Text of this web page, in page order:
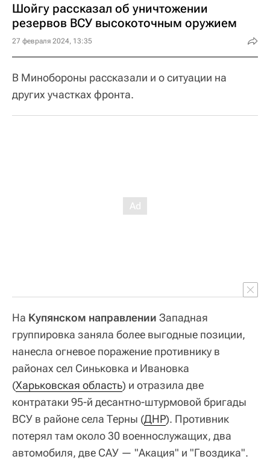
Шойгу рассказал об уничтожении
резервов ВСУ высокоточным оружием
27 февраля 2024, 13:35
В Минобороны рассказали и о ситуации на
других участках фронта.
На Купянском направлении Западная
группировка заняла более выгодные позиции,
нанесла огневое поражение противнику в
районах сел Синьковка и Ивановка
(Харьковская область) и отразила две
контратаки 95-й десантно-штурмовой бригады
ВСУ в районе села Терны (ДНР). Противник
потерял там около 30 военнослужащих, два
автомобиля, две САУ — "Акация" и "Гвоздика".